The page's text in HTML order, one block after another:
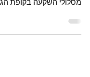
הביטוח והפיננסים
מסלולי השקעה בקופת